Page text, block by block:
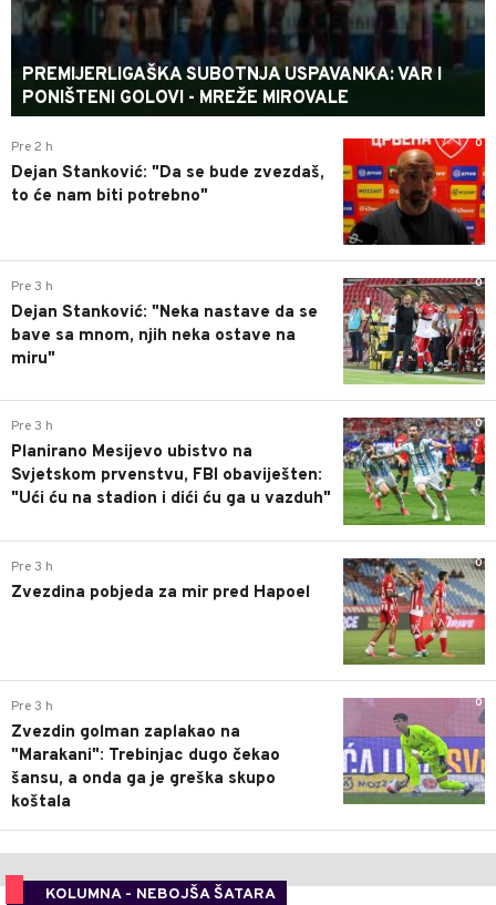
PREMIJERLIGAŠKA SUBOTNJA USPAVANKA: VAR I
PONIŠTENI GOLOVI - MREŽE MIROVALE
0
Pre 2 h
Dejan Stanković: "Da se bude zvezdaš,
to će nam biti potrebno"
0
Pre 3 h
Dejan Stanković: "Neka nastave da se
bave sa mnom, njih neka ostave na
miru"
0
Pre 3 h
Planirano Mesijevo ubistvo na
Svjetskom prvenstvu, FBI obaviješten:
"Ući ću na stadion i dići ću ga u vazduh"
0
Pre 3 h
Zvezdina pobjeda za mir pred Hapoel
0
Pre 3 h
Zvezdin golman zaplakao na
"Marakani": Trebinjac dugo čekao
šansu, a onda ga je greška skupo
koštala
KOLUMNA - NEBOJŠA ŠATARA